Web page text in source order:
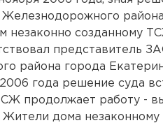
незаконно созданному
представитель
района города
года решение суда
продолжает работу -
Жители дома